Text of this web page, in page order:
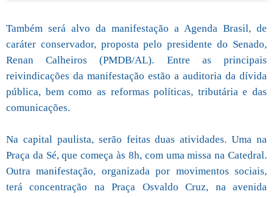
Também será alvo da manifestação a Agenda Brasil, de
caráter conservador, proposta pelo presidente do Senado,
Renan Calheiros (PMDB/AL). Entre as principais
reivindicações da manifestação estão a auditoria da dívida
pública, bem como as reformas políticas, tributária e das
comunicações.
Na capital paulista, serão feitas duas atividades. Uma na
Praça da Sé, que começa às 8h, com uma missa na Catedral.
Outra manifestação, organizada por movimentos sociais,
terá concentração na Praça Osvaldo Cruz, na avenida